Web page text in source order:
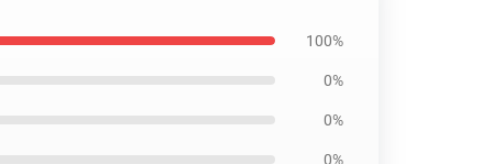
100%
0%
0%
0%